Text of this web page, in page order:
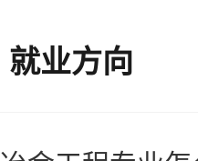
就业方向